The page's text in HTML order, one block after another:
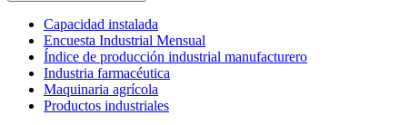
Capacidad instalada
Encuesta Industrial Mensual
Índice de producción industrial manufacturero
Industria farmacéutica
Maquinaria agrícola
Productos industriales